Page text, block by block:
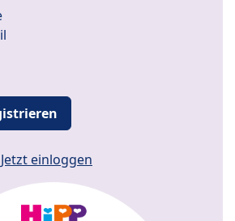
Jetzt einloggen